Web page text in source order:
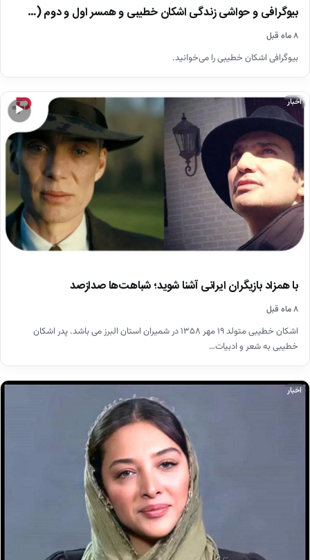
بیوگرافی و حواشی زندگی اشکان خطیبی و همسر اول و دوم (…
۸ ماه قبل
بیوگرافی اشکان خطیبی را می‌خوانید.
▶
اخبار
با همزاد بازیگران ایرانی آشنا شوید؛ شباهت‌ها صدازصد
۸ ماه قبل
اشکان خطیبی متولد ۱۹ مهر ۱۳۵۸ در شمیران استان البرز می باشد. پدر اشکان
خطیبی به شعر و ادبیات…
اخبار